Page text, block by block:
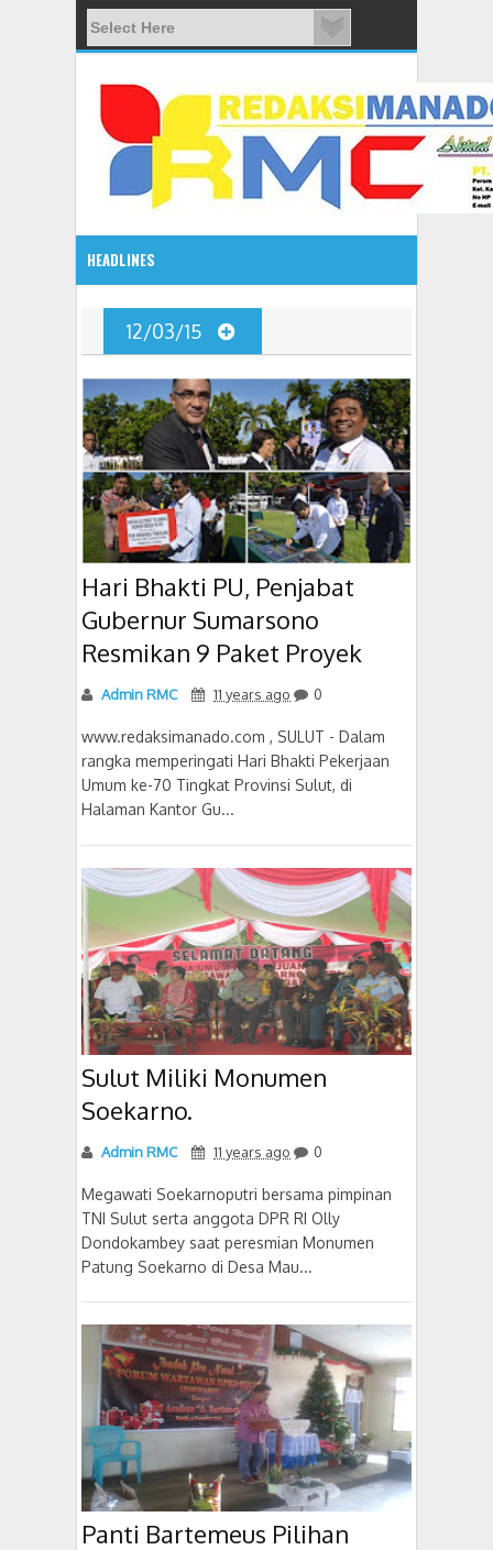
HEADLINES
12/03/15
Hari Bhakti PU, Penjabat
Gubernur Sumarsono
Resmikan 9 Paket Proyek
Admin RMC 11 years ago 0
www.redaksimanado.com , SULUT - Dalam
rangka memperingati Hari Bhakti Pekerjaan
Umum ke-70 Tingkat Provinsi Sulut, di
Halaman Kantor Gu...
Sulut Miliki Monumen
Soekarno.
Admin RMC 11 years ago 0
Megawati Soekarnoputri bersama pimpinan
TNI Sulut serta anggota DPR RI Olly
Dondokambey saat peresmian Monumen
Patung Soekarno di Desa Mau...
Panti Bartemeus Pilihan